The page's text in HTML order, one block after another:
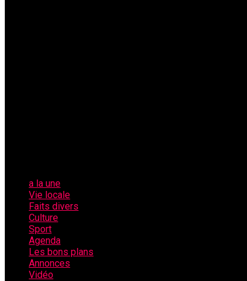
a la une
Vie locale
Faits divers
Culture
Sport
Agenda
Les bons plans
Annonces
Vidéo